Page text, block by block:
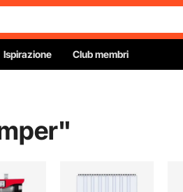
Ispirazione Club membri
"